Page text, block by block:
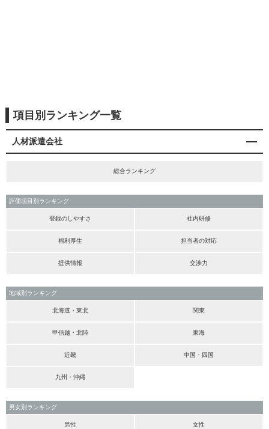
項目別ランキング一覧
人材派遣会社
総合ランキング
評価項目別ランキング
登録のしやすさ 社内研修
福利厚生 担当者の対応
提供情報 交渉力
地域別ランキング
北海道・東北 関東
甲信越・北陸 東海
近畿 中国・四国
九州・沖縄
男女別ランキング
男性 女性